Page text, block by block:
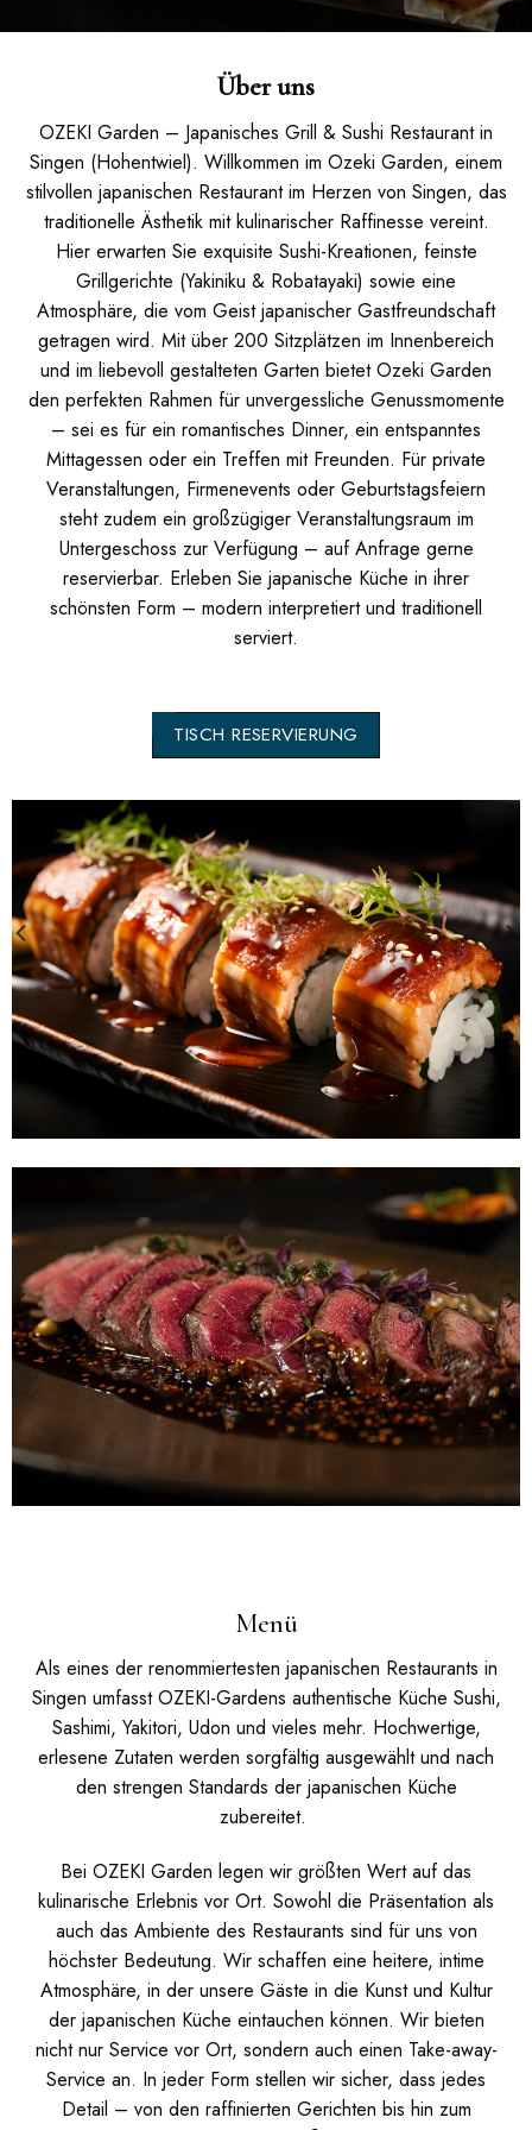
Über uns
OZEKI Garden – Japanisches Grill & Sushi Restaurant in
Singen (Hohentwiel). Willkommen im Ozeki Garden, einem
stilvollen japanischen Restaurant im Herzen von Singen, das
traditionelle Ästhetik mit kulinarischer Raffinesse vereint.
Hier erwarten Sie exquisite Sushi-Kreationen, feinste
Grillgerichte (Yakiniku & Robatayaki) sowie eine
Atmosphäre, die vom Geist japanischer Gastfreundschaft
getragen wird. Mit über 200 Sitzplätzen im Innenbereich
und im liebevoll gestalteten Garten bietet Ozeki Garden
den perfekten Rahmen für unvergessliche Genussmomente
– sei es für ein romantisches Dinner, ein entspanntes
Mittagessen oder ein Treffen mit Freunden. Für private
Veranstaltungen, Firmenevents oder Geburtstagsfeiern
steht zudem ein großzügiger Veranstaltungsraum im
Untergeschoss zur Verfügung – auf Anfrage gerne
reservierbar. Erleben Sie japanische Küche in ihrer
schönsten Form – modern interpretiert und traditionell
serviert.
TISCH RESERVIERUNG
Menü
Als eines der renommiertesten japanischen Restaurants in
Singen umfasst OZEKI-Gardens authentische Küche Sushi,
Sashimi, Yakitori, Udon und vieles mehr. Hochwertige,
erlesene Zutaten werden sorgfältig ausgewählt und nach
den strengen Standards der japanischen Küche
zubereitet.
Bei OZEKI Garden legen wir größten Wert auf das
kulinarische Erlebnis vor Ort. Sowohl die Präsentation als
auch das Ambiente des Restaurants sind für uns von
höchster Bedeutung. Wir schaffen eine heitere, intime
Atmosphäre, in der unsere Gäste in die Kunst und Kultur
der japanischen Küche eintauchen können. Wir bieten
nicht nur Service vor Ort, sondern auch einen Take-away-
Service an. In jeder Form stellen wir sicher, dass jedes
Detail – von den raffinierten Gerichten bis hin zum